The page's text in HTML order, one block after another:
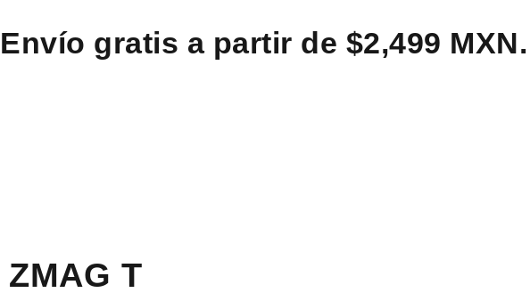
Envío gratis a partir de $2,499 MXN.
ZMAG T